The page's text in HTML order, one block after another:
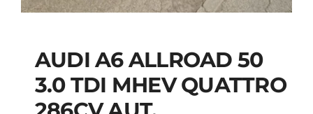
AUDI A6 ALLROAD 50
3.0 TDI MHEV
AUDI A6 ALLROAD 50
3.0 TDI MHEV QUATTRO